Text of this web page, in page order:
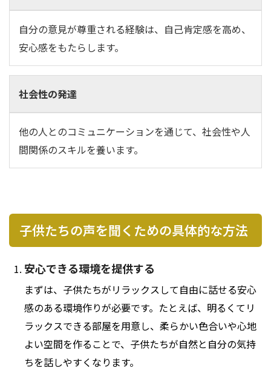
自分の意見が尊重される経験は、自己肯定感を高め、
安心感をもたらします。
社会性の発達
他の人とのコミュニケーションを通じて、社会性や人
間関係のスキルを養います。
子供たちの声を聞くための具体的な方法
安心できる環境を提供する
まずは、子供たちがリラックスして自由に話せる安心
感のある環境作りが必要です。たとえば、明るくてリ
ラックスできる部屋を用意し、柔らかい色合いや心地
よい空間を作ることで、子供たちが自然と自分の気持
ちを話しやすくなります。